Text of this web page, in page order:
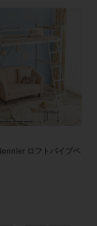
ロフトパイプベ